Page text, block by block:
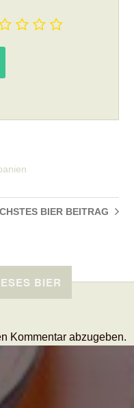
BIERBEITRAG
BIER
Kommentar abzugeben.